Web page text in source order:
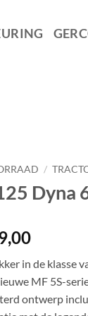
/
Dyna
in de klasse
MF 5S-
ontwerp